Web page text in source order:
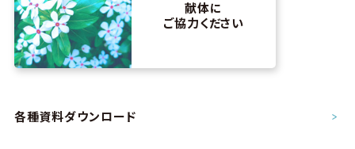
献体に
ご協力ください
各種資料ダウンロード